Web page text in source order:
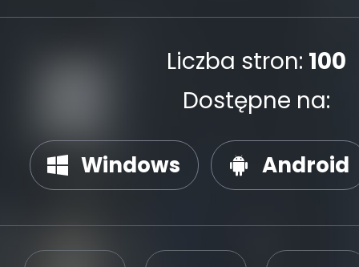
Liczba stron: 100
Dostępne na:
Windows Android